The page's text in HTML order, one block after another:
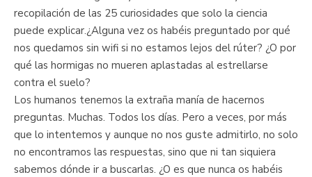
recopilación de las 25 curiosidades que solo la ciencia
puede explicar.¿Alguna vez os habéis preguntado por qué
nos quedamos sin wifi si no estamos lejos del rúter? ¿O por
qué las hormigas no mueren aplastadas al estrellarse
contra el suelo?
Los humanos tenemos la extraña manía de hacernos
preguntas. Muchas. Todos los días. Pero a veces, por más
que lo intentemos y aunque no nos guste admitirlo, no solo
no encontramos las respuestas, sino que ni tan siquiera
sabemos dónde ir a buscarlas. ¿O es que nunca os habéis